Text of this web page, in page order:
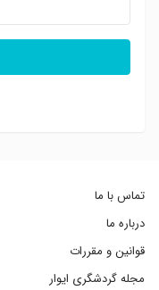
تماس با ما
درباره ما
قوانین و مقررات
مجله گردشگری ایوار